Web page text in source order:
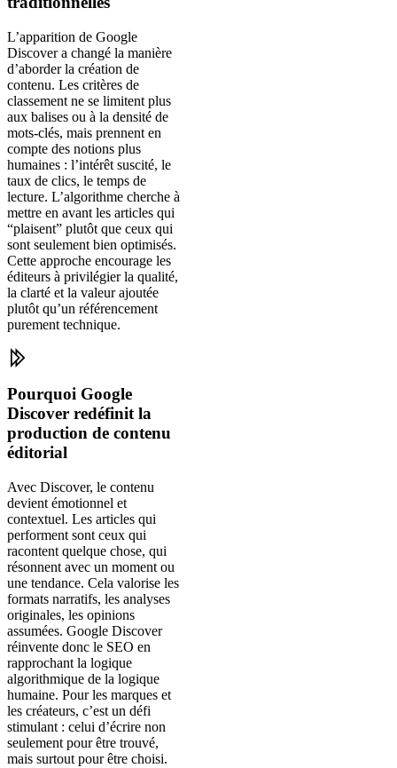
L’apparition de Google
Discover a changé la manière
d’aborder la création de
contenu. Les critères de
classement ne se limitent plus
aux balises ou à la densité de
mots-clés, mais prennent en
compte des notions plus
humaines : l’intérêt suscité, le
taux de clics, le temps de
lecture. L’algorithme cherche à
mettre en avant les articles qui
“plaisent” plutôt que ceux qui
sont seulement bien optimisés.
Cette approche encourage les
éditeurs à privilégier la qualité,
la clarté et la valeur ajoutée
plutôt qu’un référencement
purement technique.
Pourquoi Google
Discover redéfinit la
production de contenu
éditorial
Avec Discover, le contenu
devient émotionnel et
contextuel. Les articles qui
performent sont ceux qui
racontent quelque chose, qui
résonnent avec un moment ou
une tendance. Cela valorise les
formats narratifs, les analyses
originales, les opinions
assumées. Google Discover
réinvente donc le SEO en
rapprochant la logique
algorithmique de la logique
humaine. Pour les marques et
les créateurs, c’est un défi
stimulant : celui d’écrire non
seulement pour être trouvé,
mais surtout pour être choisi.